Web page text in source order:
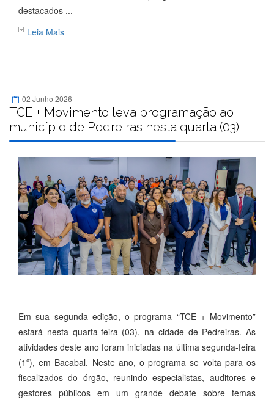
destacados ...
Leia Mais
02 Junho 2026
TCE + Movimento leva programação ao
município de Pedreiras nesta quarta (03)
Em sua segunda edição, o programa “TCE + Movimento”
estará nesta quarta-feira (03), na cidade de Pedreiras. As
atividades deste ano foram iniciadas na última segunda-feira
(1º), em Bacabal. Neste ano, o programa se volta para os
fiscalizados do órgão, reunindo especialistas, auditores e
gestores públicos em um grande debate sobre temas